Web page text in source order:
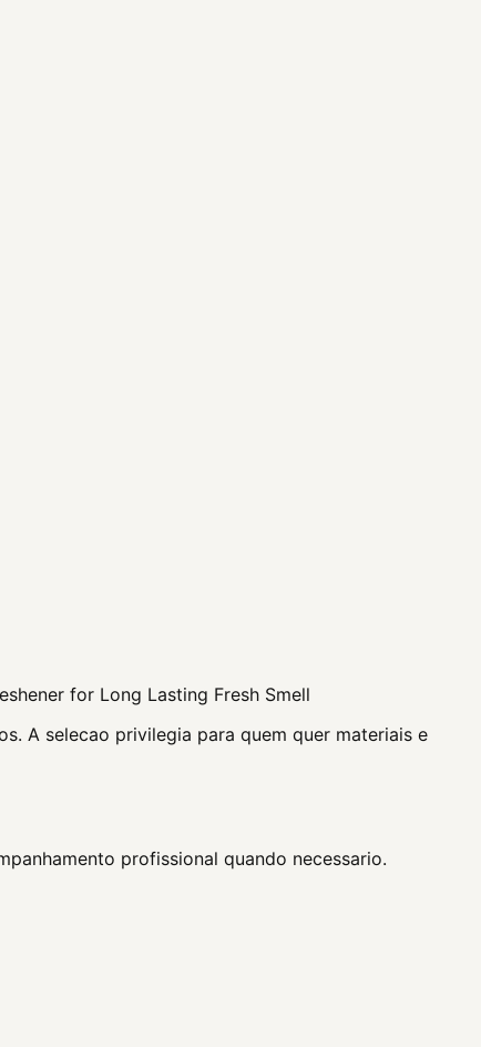
for Long Lasting Fresh Smell
A selecao privilegia para quem quer materiais e
profissional quando necessario.